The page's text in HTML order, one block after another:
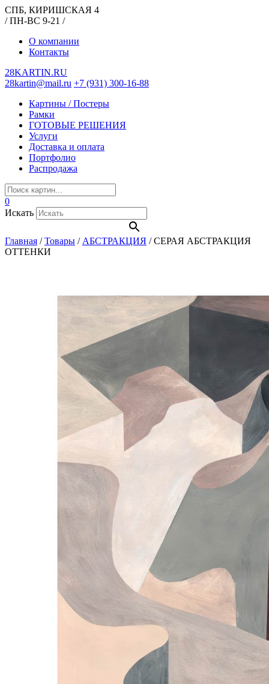
СПБ, КИРИШСКАЯ 4
/ ПН-ВС 9-21 /
О компании
Контакты
28KARTIN.RU
28kartin@mail.ru +7 (931) 300-16-88
Картины / Постеры
Рамки
ГОТОВЫЕ РЕШЕНИЯ
Услуги
Доставка и оплата
Портфолио
Распродажа
0
Искать
Главная /Товары / АБСТРАКЦИЯ /СЕРАЯ АБСТРАКЦИЯ
ОТТЕНКИ